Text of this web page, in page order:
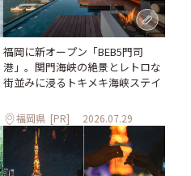
福岡に新オープン「BEB5門司
港」。関門海峡の絶景とレトロな
街並みに浸るトキメキ海峡ステイ
福岡県 [PR] 2026.07.29